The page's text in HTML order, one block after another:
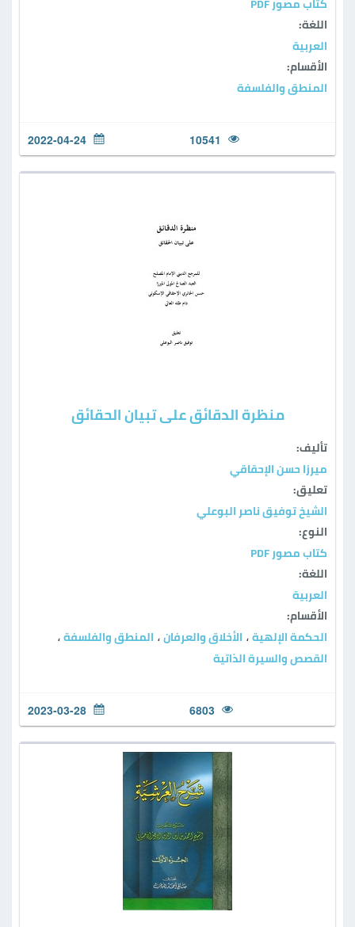
اللغة:
العربية
الأقسام:
المنطق والفلسفة
10541
2022-04-24
منظرة الدقائق على تبيان الحقائق
تأليف:
ميرزا حسن الإحقاقي
تعليق:
الشيخ توفيق ناصر البوعلي
النوع:
كتاب مصور PDF
اللغة:
العربية
الأقسام:
الحكمة الإلهية ، الأخلاق والعرفان ، المنطق والفلسفة ،
القصص والسيرة الذاتية
6803
2023-03-28